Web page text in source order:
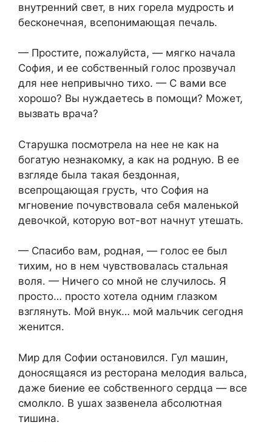
внутренний свет, в них горела мудрость и
бесконечная, всепонимающая печаль.
— Простите, пожалуйста, — мягко начала
София, и ее собственный голос прозвучал
для нее непривычно тихо. — С вами все
хорошо? Вы нуждаетесь в помощи? Может,
вызвать врача?
Старушка посмотрела на нее не как на
богатую незнакомку, а как на родную. В ее
взгляде была такая бездонная,
всепрощающая грусть, что София на
мгновение почувствовала себя маленькой
девочкой, которую вот-вот начнут утешать.
— Спасибо вам, родная, — голос ее был
тихим, но в нем чувствовалась стальная
воля. — Ничего со мной не случилось. Я
просто… просто хотела одним глазком
взглянуть. Мой внук… мой мальчик сегодня
женится.
Мир для Софии остановился. Гул машин,
доносящаяся из ресторана мелодия вальса,
даже биение ее собственного сердца — все
смолкло. В ушах зазвенела абсолютная
тишина.